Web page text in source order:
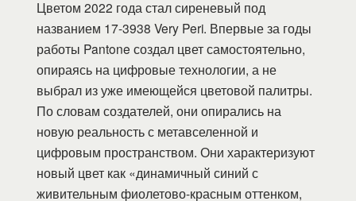
Цветом 2022 года стал сиреневый под
названием 17-3938 Very Peri. Впервые за годы
работы Pantone создал цвет самостоятельно,
опираясь на цифровые технологии, а не
выбрал из уже имеющейся цветовой палитры.
По словам создателей, они опирались на
новую реальность с метавселенной и
цифровым пространством. Они характеризуют
новый цвет как «динамичный синий с
живительным фиолетово-красным оттенком,